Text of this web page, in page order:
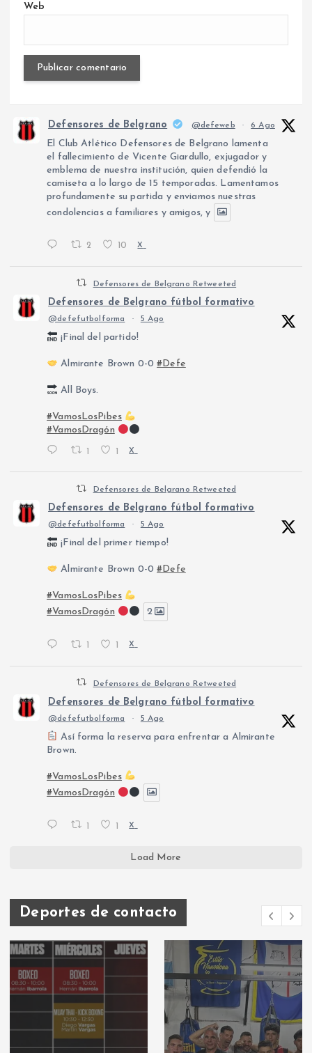
Web
Defensores de Belgrano @defeweb · 6 Ago
El Club Atlético Defensores de Belgrano lamenta
el fallecimiento de Vicente Giardullo, exjugador y
emblema de nuestra institución, quien defendió la
camiseta a lo largo de 15 temporadas. Lamentamos
profundamente su partida y enviamos nuestras
condolencias a familiares y amigos, y
2 10 X
Defensores de Belgrano Retweeted
Defensores de Belgrano fútbol formativo
@defefutbolforma · 5 Ago
¡Final del partido!
Almirante Brown 0-0#Defe
All Boys.
#VamosLosPibes
#VamosDragón
1 1 X
Defensores de Belgrano Retweeted
Defensores de Belgrano fútbol formativo
@defefutbolforma · 5 Ago
¡Final del primer tiempo!
Almirante Brown 0-0#Defe
#VamosLosPibes
#VamosDragón
2
1 1 X
Defensores de Belgrano Retweeted
Defensores de Belgrano fútbol formativo
@defefutbolforma · 5 Ago
Así forma la reserva para enfrentar a Almirante
Brown.
#VamosLosPibes
#VamosDragón
1 1 X
Load More
Deportes de contacto